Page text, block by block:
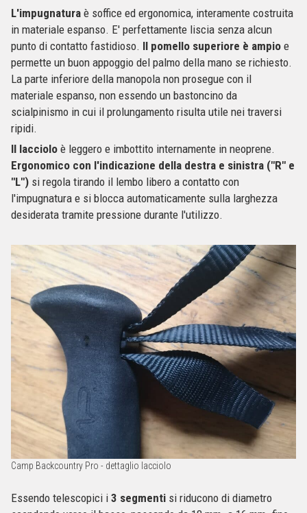
L'impugnatura è soffice ed ergonomica, interamente costruita
in materiale espanso. E' perfettamente liscia senza alcun
punto di contatto fastidioso. Il pomello superiore è ampio e
permette un buon appoggio del palmo della mano se richiesto.
La parte inferiore della manopola non prosegue con il
materiale espanso, non essendo un bastoncino da
scialpinismo in cui il prolungamento risulta utile nei traversi
ripidi.
Il lacciolo è leggero e imbottito internamente in neoprene.
Ergonomico con l'indicazione della destra e sinistra ("R" e
"L") si regola tirando il lembo libero a contatto con
l'impugnatura e si blocca automaticamente sulla larghezza
desiderata tramite pressione durante l'utilizzo.
Camp Backcountry Pro - dettaglio lacciolo
Essendo telescopici i 3 segmenti si riducono di diametro